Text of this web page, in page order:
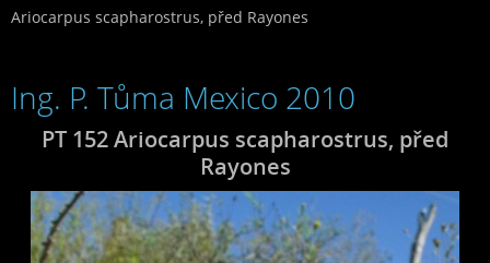
Ariocarpus scapharostrus, před Rayones
Ing. P. Tůma Mexico 2010
PT 152 Ariocarpus scapharostrus, před
Rayones